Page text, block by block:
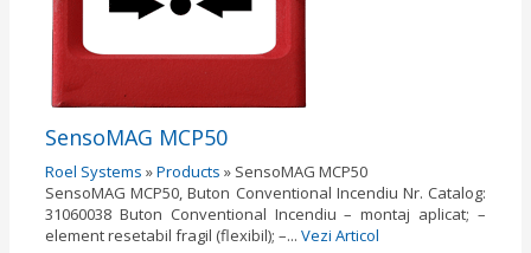
SensoMAG MCP50
Roel Systems »Products » SensoMAG MCP50
SensoMAG MCP50, Buton Conventional Incendiu Nr. Catalog:
31060038 Buton Conventional Incendiu – montaj aplicat; –
element resetabil fragil (flexibil); –... Vezi Articol